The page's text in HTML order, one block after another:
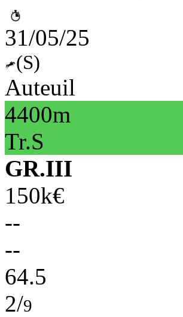
31/05/25
(S)
Auteuil
4400m
Tr.S
GR.III
150k€
--
--
64.5
2/9